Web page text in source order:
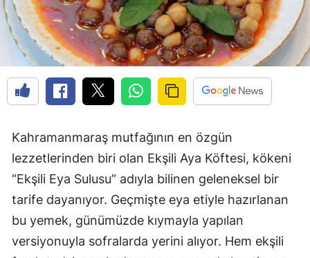
Kahramanmaraş mutfağının en özgün
lezzetlerinden biri olan Ekşili Aya Köftesi, kökeni
“Ekşili Eya Sulusu” adıyla bilinen geleneksel bir
tarife dayanıyor. Geçmişte eya etiyle hazırlanan
bu yemek, günümüzde kıymayla yapılan
versiyonuyla sofralarda yerini alıyor. Hem ekşili